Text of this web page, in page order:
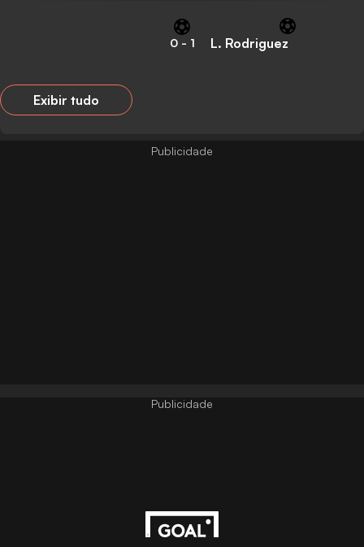
0- 1 L. Rodriguez
Exibir tudo
Publicidade